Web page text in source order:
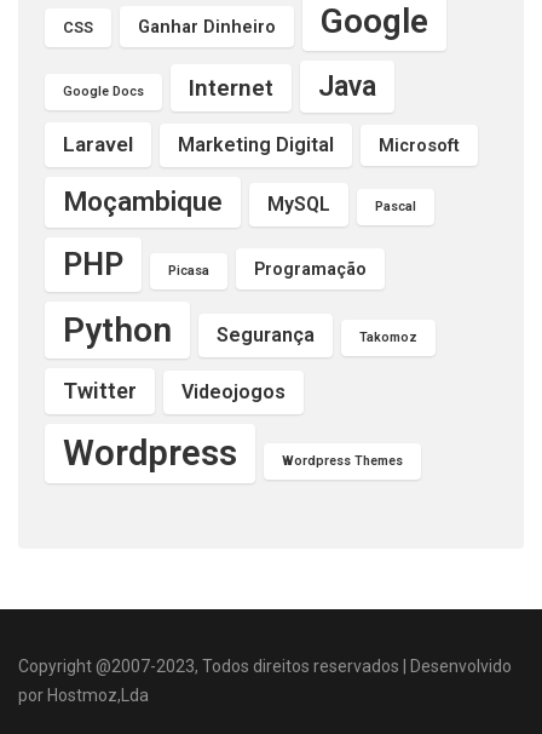
CSS Ganhar Dinheiro Google
Google Docs Internet Java
Laravel Marketing Digital Microsoft
Moçambique MySQL Pascal
PHP Picasa Programação
Python Segurança Takomoz
Twitter Videojogos
Wordpress Wordpress Themes
Copyright @2007-2023, Todos direitos reservados | Desenvolvido
por Hostmoz,Lda